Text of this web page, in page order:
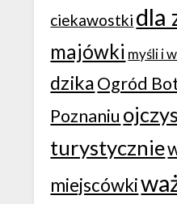
ciekawostki dla
majówki myśli i
dzikaOgród
Poznaniu
turystycznie
miejscówki